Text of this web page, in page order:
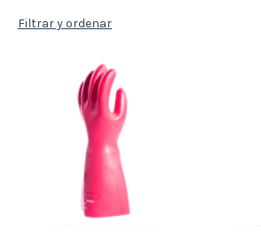
Filtrar y ordenar